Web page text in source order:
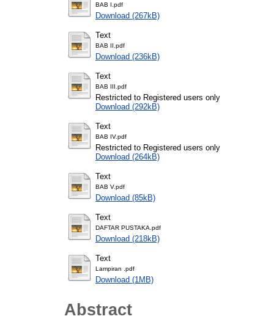
BAB I.pdf
Download (267kB)
Text
BAB II.pdf
Download (236kB)
Text
BAB III.pdf
Restricted to Registered users only
Download (292kB)
Text
BAB IV.pdf
Restricted to Registered users only
Download (264kB)
Text
BAB V.pdf
Download (85kB)
Text
DAFTAR PUSTAKA.pdf
Download (218kB)
Text
Lampiran .pdf
Download (1MB)
Abstract